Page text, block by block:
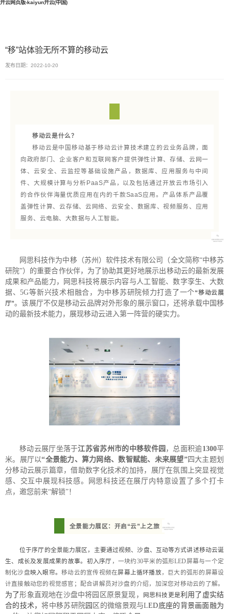
开云网页版-kaiyun开云(中国)
“移”站体验无所不算的移动云
发布日期：2022-10-20
移动云是什么？
移动云是中国移动基于移动云计算技术建立的云业务品牌，面
向政府部门、企业客户和互联网客户提供弹性计算、存储、云网一
体、云安全、云监控等基础设施产品，数据库、应用服务与中间
件、大规模计算与分析PaaS产品，以及包括通过开放云市场引入
的合作伙伴海量优质应用在内的千款SaaS应用。产品体系产品覆
盖弹性计算、云存储、云网络、云安全、数据库、视频服务、应用
服务、云电脑、大数据与人工智能。
网思科技作为中移（苏州）软件技术有限公司（全文简称“中移苏
研院”）的重要合作伙伴，为了协助其更好地展示出移动云的最新发展
成果和产品能力，网思科技将展示内容与人工智能、数字孪生、大数
据、5G等新兴技术相融合，为中移苏研院倾力打造了一个“移动云展
厅”。该展厅不仅是移动云品牌对外形象的展示窗口，还将承载中国移
动的最新技术能力，展现移动云进入第一阵营的硬实力。
移动云展厅坐落于江苏省苏州市的中移软件园 ，总面积逾1300平
米。展厅以“全景能力、算力网络、数智赋能、未来展望”四大主题划
分移动云展示篇章，借助数字化技术的加持，展厅在氛围上突显视觉
感、交互中展现科技感。网思科技还在展厅内特意设置了多个打卡
点，邀您前来“解锁”！
全景能力展区：开启“云”上之旅
位于序厅的全景能力展区，主要通过视频、沙盘、互动等方式讲述移动云诞
生、成长及发展成果的故事。初入序厅 ，一块约30平米的弧形LED屏幕与一个定
制化沙盘映入眼帘。移动云的宣传视频在屏幕上循环播放，巨大的弧形的屏幕设
计直接触动您的视觉感官；配合讲解员对沙盘的介绍，加深您对移动云的了解。
为了形象直观地在沙盘中将园区原景复现， 网思科技更是利用了虚实结
合的技术，将中移苏研院园 区的微缩景观与LED底座的背景画面融为